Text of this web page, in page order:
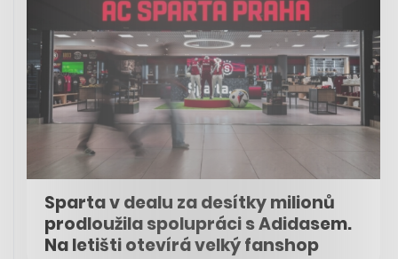
Sparta v dealu za desítky milionů
prodloužila spolupráci s Adidasem.
Na letišti otevírá velký fanshop